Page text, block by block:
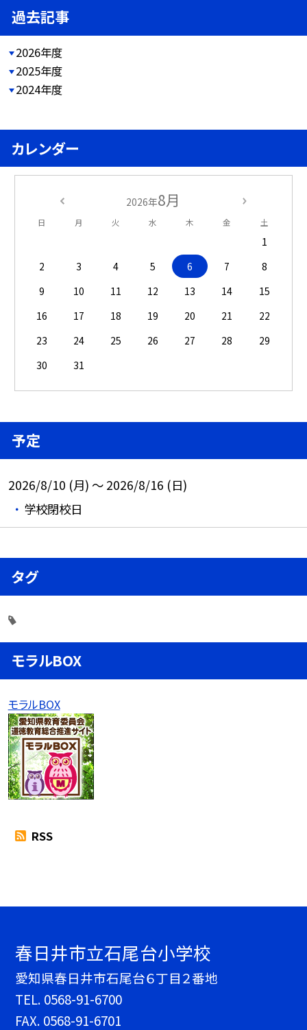
過去記事
2026年度
2025年度
2024年度
カレンダー
2026年8月
日 月 火 水 木 金 土
1
2
3 4 5 6 7
8
9
10 11 12 13 14
15
16
17 18 19 20 21
22
23
24 25 26 27 28
29
30
31
予定
2026/8/10 (月) ～ 2026/8/16 (日)
学校閉校日
タグ
モラルBOX
モラルBOX
RSS
春日井市立石尾台小学校
愛知県春日井市石尾台６丁目２番地
TEL. 0568-91-6700
FAX. 0568-91-6701